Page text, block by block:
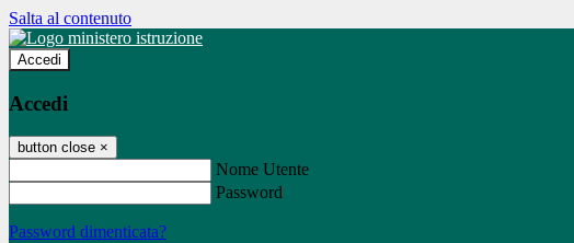
Salta al contenuto
Accedi
Accedi
button close ×
Nome Utente
Password
Password dimenticata?